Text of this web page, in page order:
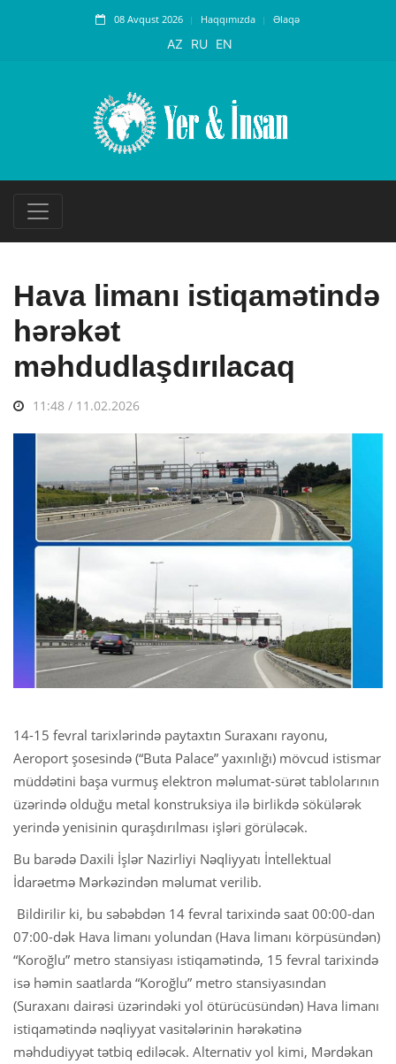
08 Avqust 2026 Haqqımızda Əlaqə
AZ RU EN
Hava limanı istiqamətində
hərəkət
məhdudlaşdırılacaq
11:48 / 11.02.2026
14-15 fevral tarixlərində paytaxtın Suraxanı rayonu,
Aeroport şosesində (“Buta Palace” yaxınlığı) mövcud istismar
müddətini başa vurmuş elektron məlumat-sürət tablolarının
üzərində olduğu metal konstruksiya ilə birlikdə sökülərək
yerində yenisinin quraşdırılması işləri görüləcək.
Bu barədə Daxili İşlər Nazirliyi Nəqliyyatı İntellektual
İdarəetmə Mərkəzindən məlumat verilib.
Bildirilir ki, bu səbəbdən 14 fevral tarixində saat 00:00-dan
07:00-dək Hava limanı yolundan (Hava limanı körpüsündən)
“Koroğlu” metro stansiyası istiqamətində, 15 fevral tarixində
isə həmin saatlarda “Koroğlu” metro stansiyasından
(Suraxanı dairəsi üzərindəki yol ötürücüsündən) Hava limanı
istiqamətində nəqliyyat vasitələrinin hərəkətinə
məhdudiyyət tətbiq ediləcək. Alternativ yol kimi, Mərdəkan